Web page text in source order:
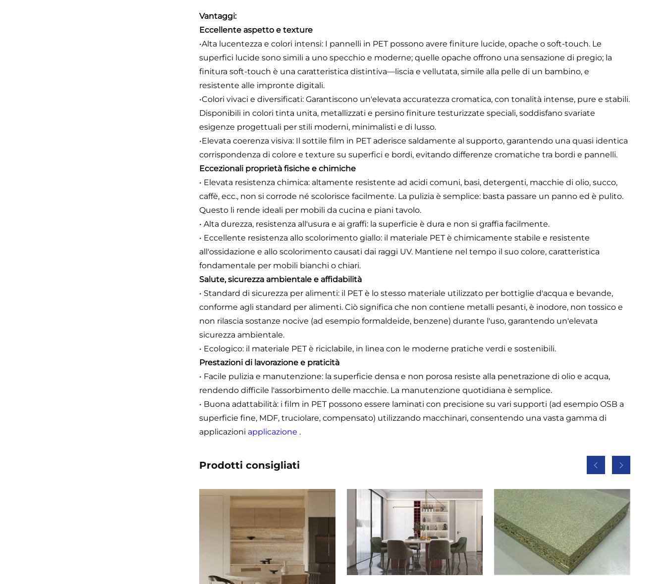
Vantaggi:
Eccellente aspetto e texture
•Alta lucentezza e colori intensi: I pannelli in PET possono avere finiture lucide, opache o soft-touch. Le
superfici lucide sono simili a uno specchio e moderne; quelle opache offrono una sensazione di pregio; la
finitura soft-touch è una caratteristica distintiva—liscia e vellutata, simile alla pelle di un bambino, e
resistente alle impronte digitali.
•Colori vivaci e diversificati: Garantiscono un'elevata accuratezza cromatica, con tonalità intense, pure e stabili.
Disponibili in colori tinta unita, metallizzati e persino finiture testurizzate speciali, soddisfano svariate
esigenze progettuali per stili moderni, minimalisti e di lusso.
•Elevata coerenza visiva: Il sottile film in PET aderisce saldamente al supporto, garantendo una quasi identica
corrispondenza di colore e texture su superfici e bordi, evitando differenze cromatiche tra bordi e pannelli.
Eccezionali proprietà fisiche e chimiche
• Elevata resistenza chimica: altamente resistente ad acidi comuni, basi, detergenti, macchie di olio, succo,
caffè, ecc., non si corrode né scolorisce facilmente. La pulizia è semplice: basta passare un panno ed è pulito.
Questo li rende ideali per mobili da cucina e piani tavolo.
• Alta durezza, resistenza all'usura e ai graffi: la superficie è dura e non si graffia facilmente.
• Eccellente resistenza allo scolorimento giallo: il materiale PET è chimicamente stabile e resistente
all'ossidazione e allo scolorimento causati dai raggi UV. Mantiene nel tempo il suo colore, caratteristica
fondamentale per mobili bianchi o chiari.
Salute, sicurezza ambientale e affidabilità
• Standard di sicurezza per alimenti: il PET è lo stesso materiale utilizzato per bottiglie d'acqua e bevande,
conforme agli standard per alimenti. Ciò significa che non contiene metalli pesanti, è inodore, non tossico e
non rilascia sostanze nocive (ad esempio formaldeide, benzene) durante l'uso, garantendo un'elevata
sicurezza ambientale.
• Ecologico: il materiale PET è riciclabile, in linea con le moderne pratiche verdi e sostenibili.
Prestazioni di lavorazione e praticità
• Facile pulizia e manutenzione: la superficie densa e non porosa resiste alla penetrazione di olio e acqua,
rendendo difficile l'assorbimento delle macchie. La manutenzione quotidiana è semplice.
• Buona adattabilità: i film in PET possono essere laminati con precisione su vari supporti (ad esempio OSB a
superficie fine, MDF, truciolare, compensato) utilizzando macchinari, consentendo una vasta gamma di
applicazioni applicazione .
Prodotti consigliati